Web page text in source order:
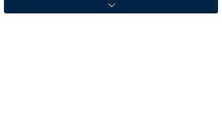
あわせて紹介していきましょう。